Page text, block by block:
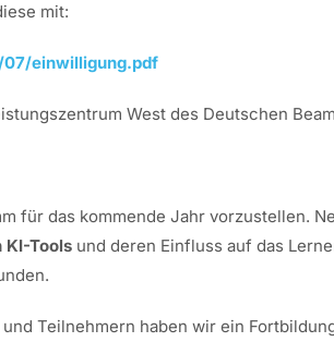
mit:
einwilligung.pdf
West des Deutschen
für das kommende Jahr vorzustellen.
KI-Toolsund deren Einfluss auf das
Teilnehmern haben wir ein